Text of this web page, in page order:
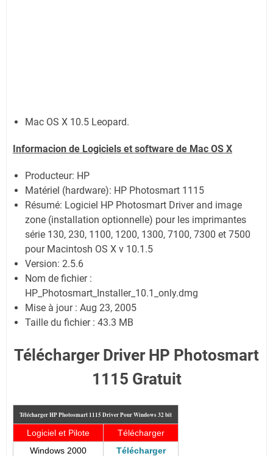
Mac OS X 10.5 Leopard.
Informacion de Logiciels et software de Mac OS X
Producteur: HP
Matériel (hardware): HP Photosmart 1115
Résumé: Logiciel HP Photosmart Driver and image
zone (installation optionnelle) pour les imprimantes
série 130, 230, 1100, 1200, 1300, 7100, 7300 et 7500
pour Macintosh OS X v 10.1.5
Version: 2.5.6
Nom de fichier :
HP_Photosmart_Installer_10.1_only.dmg
Mise à jour : Aug 23, 2005
Taille du fichier : 43.3 MB
Télécharger Driver HP Photosmart
1115 Gratuit
Télécharger HP Photosmart 1115 Driver Pour Windows 32 bit
Logiciel et Pilote
Télécharger
Windows 2000
Télécharger